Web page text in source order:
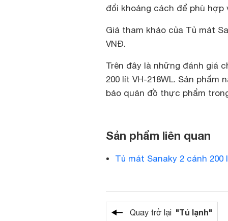
đổi khoảng cách để phù
Giá tham khảo của Tủ mát
VNĐ.
Trên đây là những đánh giá
200 lít VH-218WL. Sản
bảo quản đồ thực phẩm
Sản phẩm liên quan
Tủ mát Sanaky 2 cánh 200
Quay trở lại "Tủ lạnh"